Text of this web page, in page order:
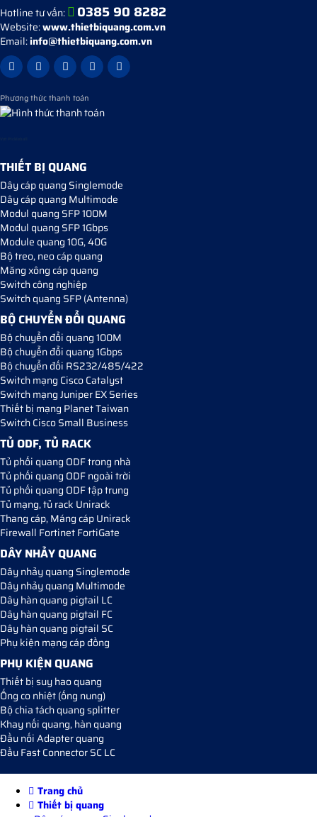
Hotline tư vấn: 0385 90 8282
Website:www.thietbiquang.com.vn
Email:info@thietbiquang.com.vn
Phương thức thanh toán
THIẾT BỊ QUANG
Dây cáp quang Singlemode
Dây cáp quang Multimode
Modul quang SFP 100M
Modul quang SFP 1Gbps
Module quang 10G, 40G
Bộ treo, neo cáp quang
Măng xông cáp quang
Switch công nghiệp
Switch quang SFP (Antenna)
BỘ CHUYỂN ĐỔI QUANG
Bộ chuyển đổi quang 100M
Bộ chuyển đổi quang 1Gbps
Bộ chuyển đối RS232/485/422
Switch mạng Cisco Catalyst
Switch mạng Juniper EX Series
Thiết bị mạng Planet Taiwan
Switch Cisco Small Business
TỦ ODF, TỦ RACK
Tủ phối quang ODF trong nhà
Tủ phối quang ODF ngoài trời
Tủ phối quang ODF tập trung
Tủ mạng, tủ rack Unirack
Thang cáp, Máng cáp Unirack
Firewall Fortinet FortiGate
DÂY NHẢY QUANG
Dây nhảy quang Singlemode
Dây nhảy quang Multimode
Dây hàn quang pigtail LC
Dây hàn quang pigtail FC
Dây hàn quang pigtail SC
Phụ kiện mạng cáp đồng
PHỤ KIỆN QUANG
Thiết bị suy hao quang
Ống co nhiệt (ống nung)
Bộ chia tách quang splitter
Khay nối quang, hàn quang
Đầu nối Adapter quang
Đầu Fast Connector SC LC
Trang chủ
Thiết bị quang